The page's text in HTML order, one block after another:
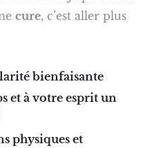
cure, c’est aller plus
bienfaisante
et à votre esprit un
physiques et